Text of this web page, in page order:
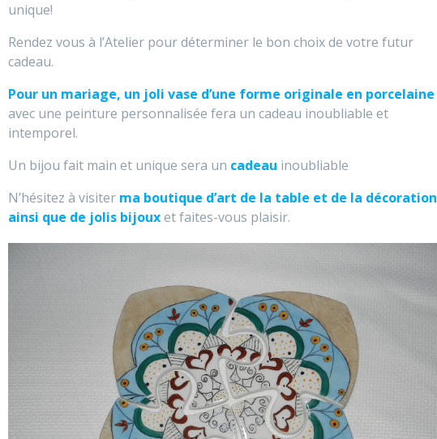
unique!
Rendez vous à l’Atelier pour déterminer le bon choix de votre futur
cadeau.
Pour un mariage, un joli vase d’une forme originale en porcelaine
avec une peinture personnalisée fera un cadeau inoubliable et
intemporel.
Un bijou fait main et unique sera un cadeau inoubliable
N’hésitez à visiter ma boutique d’art de la table et de la décoration
ainsi que de jolis bijouxet faites-vous plaisir.